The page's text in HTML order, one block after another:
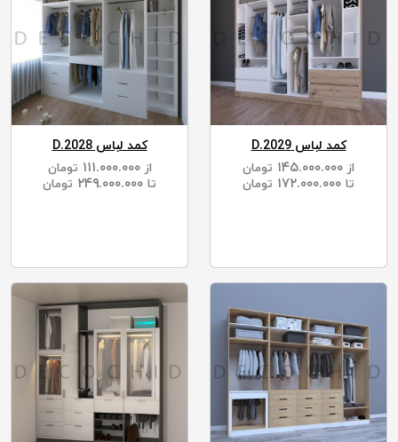
کمد لباس D.2028
از ۱۱۱.۰۰۰.۰۰۰
تومان
تا
تومان
کمد لباس D.2029
از
تومان
تا
تومان